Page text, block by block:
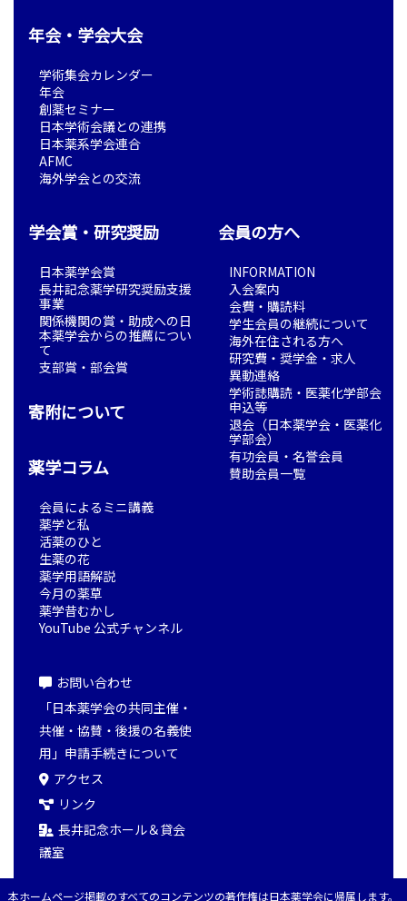
年会・学会大会
学術集会カレンダー
年会
創薬セミナー
日本学術会議との連携
日本薬系学会連合
AFMC
海外学会との交流
学会賞・研究奨励
日本薬学会賞
長井記念薬学研究奨励支援
事業
関係機関の賞・助成への日
本薬学会からの推薦につい
て
支部賞・部会賞
寄附について
薬学コラム
会員によるミニ講義
薬学と私
活薬のひと
生薬の花
薬学用語解説
今月の薬草
薬学昔むかし
YouTube 公式チャンネル
会員の方へ
INFORMATION
入会案内
会費・購読料
学生会員の継続について
海外在住される方へ
研究費・奨学金・求人
異動連絡
学術誌購読・医薬化学部会
申込等
退会（日本薬学会・医薬化
学部会）
有功会員・名誉会員
賛助会員一覧
お問い合わせ
「日本薬学会の共同主催・
共催・協賛・後援の名義使
用」申請手続きについて
アクセス
リンク
長井記念ホール＆貸会
議室
本ホームページ掲載のすべてのコンテンツの著作権は日本薬学会に帰属します。